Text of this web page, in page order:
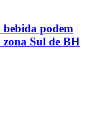
podem
Sul de BH